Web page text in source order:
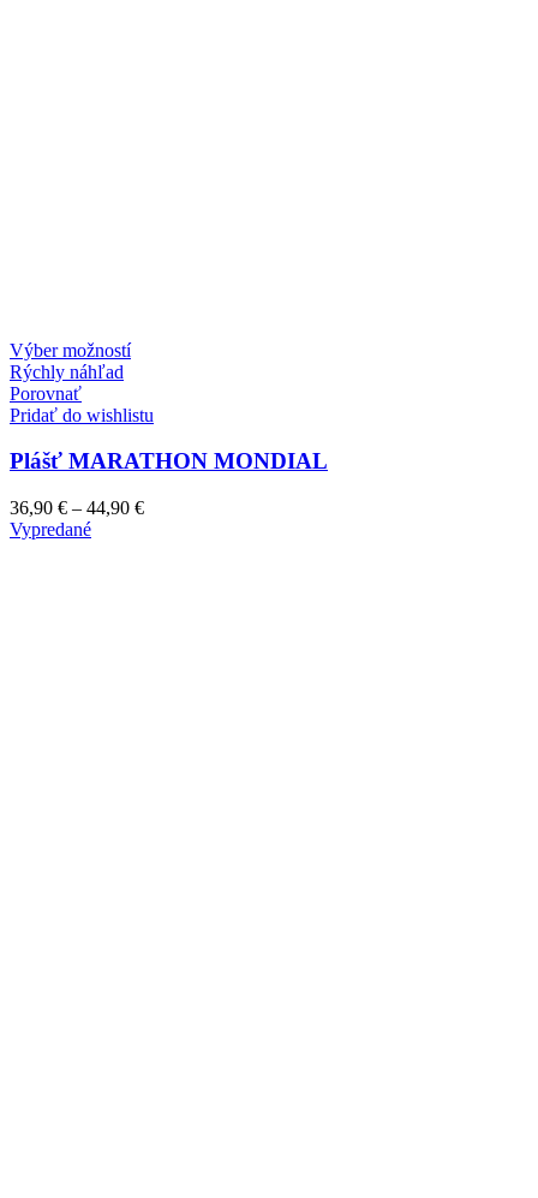
Výber možností
Rýchly náhľad
Porovnať
Pridať do wishlistu
Plášť MARATHON MONDIAL
36,90 € – 44,90 €
Vypredané